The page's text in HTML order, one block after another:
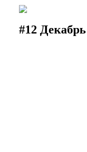
#12 Декабрь